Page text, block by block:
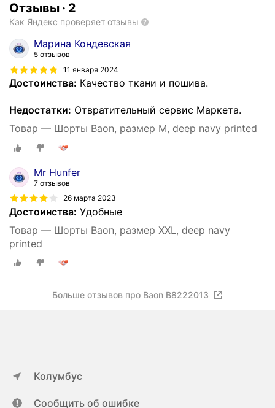
Отзывы · 2
Как Яндекс проверяет отзывы
Марина Кондевская
5 отзывов
11 января 2024
Достоинства: Качество ткани и пошива.
Недостатки: Отвратительный сервис Маркета.
Товар — Шорты Baon, размер M, deep navy printed
Mr Hunfer
7 отзывов
26 марта 2023
Достоинства: Удобные
Товар — Шорты Baon, размер XXL, deep navy
printed
Больше отзывов про Baon B8222013
Колумбус
Сообщить об ошибке